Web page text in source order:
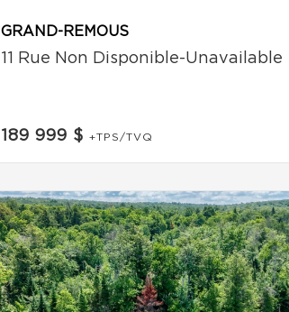
GRAND-REMOUS
11 Rue Non Disponible-Unavailable
189 999 $ +TPS/TVQ